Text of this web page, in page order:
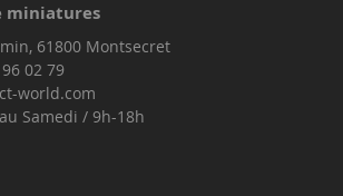
miniatures
61800 Montsecret
02 79
world.com
Samedi / 9h-18h